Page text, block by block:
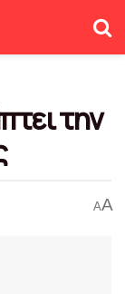
την
AA